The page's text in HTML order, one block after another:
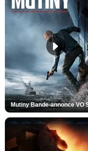
Mutiny Bande-annonce VO